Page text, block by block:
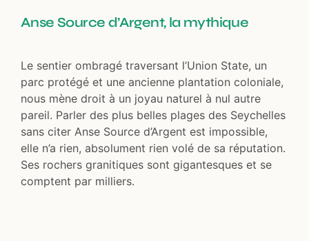
Anse Source d’Argent, la mythique
Le sentier ombragé traversant l’Union State, un
parc protégé et une ancienne plantation coloniale,
nous mène droit à un joyau naturel à nul autre
pareil. Parler des plus belles plages des Seychelles
sans citer Anse Source d’Argent est impossible,
elle n’a rien, absolument rien volé de sa réputation.
Ses rochers granitiques sont gigantesques et se
comptent par milliers.